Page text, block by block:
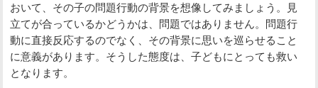
おいて、その子の問題行動の背景を想像してみましょう。見
立てが合っているかどうかは、問題ではありません。問題行
動に直接反応するのでなく、その背景に思いを巡らせること
に意義があります。そうした態度は、子どもにとっても救い
となります。